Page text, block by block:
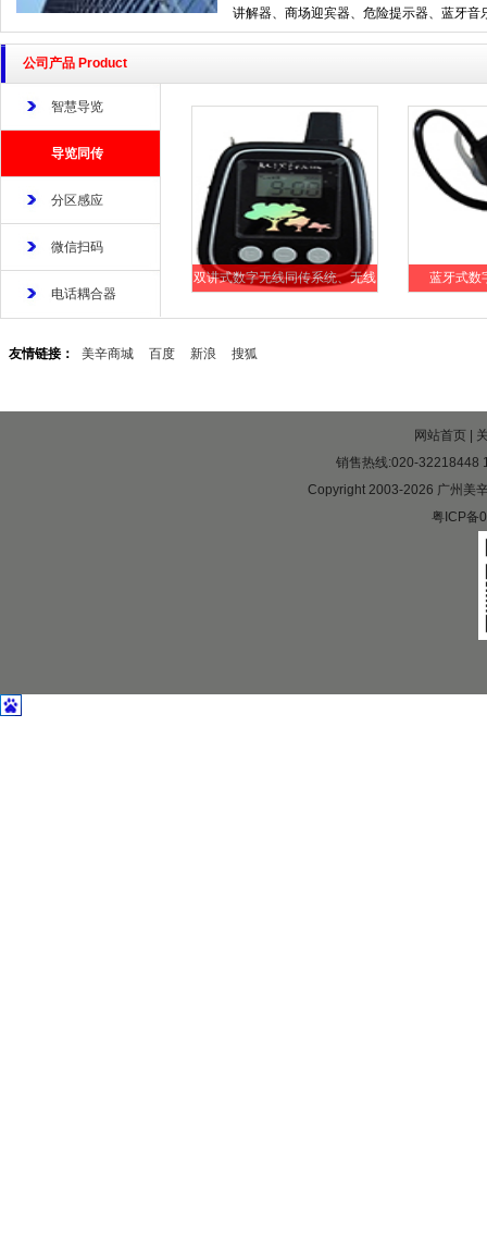
讲解器、商场迎宾器、危险提示器、蓝牙音
公司产品 Product
智慧导览
导览同传
分区感应
微信扫码
电话耦合器
双讲式数字无线同传系统、无线 蓝牙式数
友情链接： 美辛商城 百度 新浪 搜狐
网站首页|
销售热线:020-32218448
Copyright 2003-2026 广州美
粤ICP备